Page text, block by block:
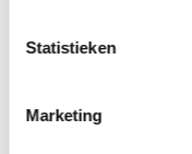
Statistieken
Marketing